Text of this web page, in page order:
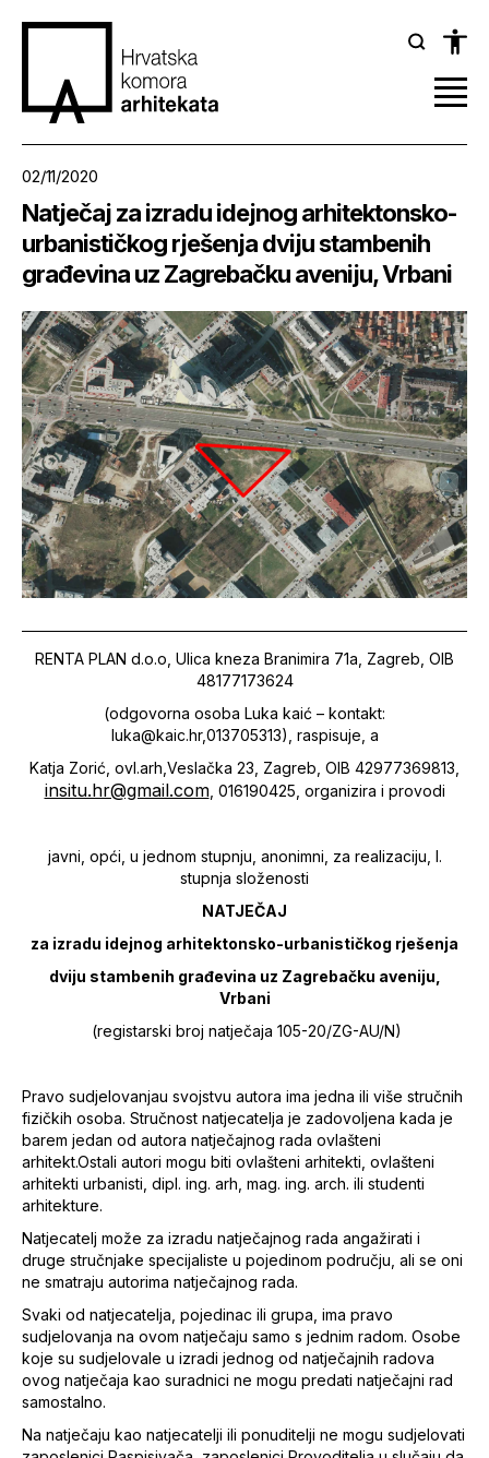
02/11/2020
Natječaj za izradu idejnog arhitektonsko-
urbanističkog rješenja dviju stambenih
građevina uz Zagrebačku aveniju, Vrbani
RENTA PLAN d.o.o, Ulica kneza Branimira 71a, Zagreb, OIB
48177173624
(odgovorna osoba Luka kaić – kontakt:
luka@kaic.hr,013705313), raspisuje, a
Katja Zorić, ovl.arh,Veslačka 23, Zagreb, OIB 42977369813,
insitu.hr@gmail.com, 016190425, organizira i provodi
javni, opći, u jednom stupnju, anonimni, za realizaciju, I.
stupnja složenosti
NATJEČAJ
za izradu idejnog arhitektonsko-urbanističkog rješenja
dviju stambenih građevina uz Zagrebačku aveniju,
Vrbani
(registarski broj natječaja 105-20/ZG-AU/N)
Pravo sudjelovanjau svojstvu autora ima jedna ili više stručnih
fizičkih osoba. Stručnost natjecatelja je zadovoljena kada je
barem jedan od autora natječajnog rada ovlašteni
arhitekt.Ostali autori mogu biti ovlašteni arhitekti, ovlašteni
arhitekti urbanisti, dipl. ing. arh, mag. ing. arch. ili studenti
arhitekture.
Natjecatelj može za izradu natječajnog rada angažirati i
druge stručnjake specijaliste u pojedinom području, ali se oni
ne smatraju autorima natječajnog rada.
Svaki od natjecatelja, pojedinac ili grupa, ima pravo
sudjelovanja na ovom natječaju samo s jednim radom. Osobe
koje su sudjelovale u izradi jednog od natječajnih radova
ovog natječaja kao suradnici ne mogu predati natječajni rad
samostalno.
Na natječaju kao natjecatelji ili ponuditelji ne mogu sudjelovati